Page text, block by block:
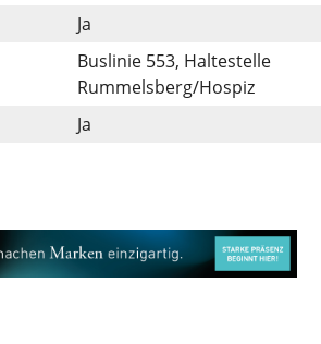
Ja
Buslinie 553, Haltestelle
Rummelsberg/Hospiz
Ja